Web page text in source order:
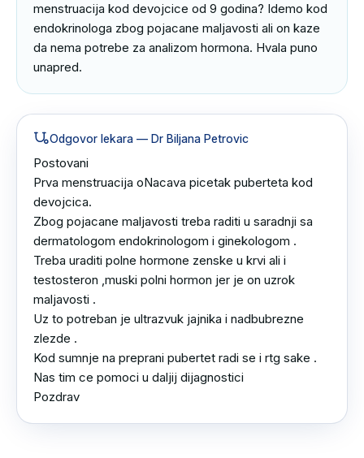
menstruacija kod devojcice od 9 godina? Idemo kod
endokrinologa zbog pojacane maljavosti ali on kaze
da nema potrebe za analizom hormona. Hvala puno
unapred.
Odgovor lekara — Dr Biljana Petrovic
Postovani
Prva menstruacija oNacava picetak puberteta kod
devojcica.
Zbog pojacane maljavosti treba raditi u saradnji sa
dermatologom endokrinologom i ginekologom .
Treba uraditi polne hormone zenske u krvi ali i
testosteron ,muski polni hormon jer je on uzrok
maljavosti .
Uz to potreban je ultrazvuk jajnika i nadbubrezne
zlezde .
Kod sumnje na preprani pubertet radi se i rtg sake .
Nas tim ce pomoci u daljij dijagnostici
Pozdrav